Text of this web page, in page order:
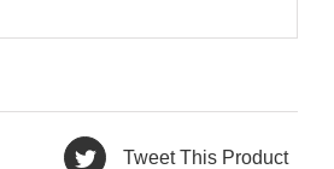
Tweet This Product